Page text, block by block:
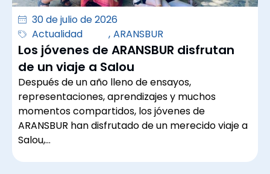
30 de julio de 2026
Actualidad
, ARANSBUR
Los jóvenes de ARANSBUR disfrutan
de un viaje a Salou
Después de un año lleno de ensayos,
representaciones, aprendizajes y muchos
momentos compartidos, los jóvenes de
ARANSBUR han disfrutado de un merecido viaje a
Salou,…